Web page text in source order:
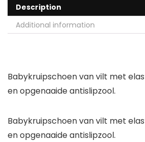
Description
Additional information
Babykruipschoen van vilt met
en opgenaaide antislipzool.
Babykruipschoen van vilt met
en opgenaaide antislipzool.